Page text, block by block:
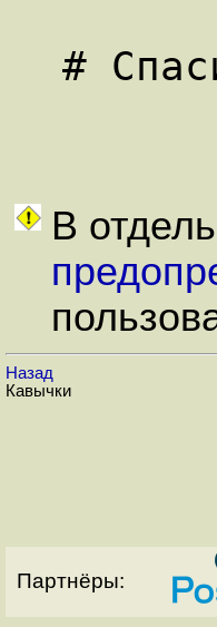
В
Назад
Кавычки
Партнёры: